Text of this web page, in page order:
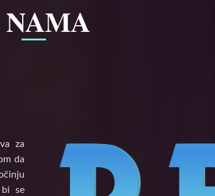
NAMA
za
da
se